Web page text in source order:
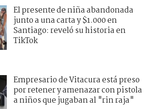
El presente de niña abandonada
junto a una carta y $1.000 en
Santiago: reveló su historia en
TikTok
Empresario de Vitacura está preso
por retener y amenazar con pistola
a niños que jugaban al "rin raja"